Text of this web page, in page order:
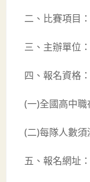
二、比賽項目
三、主辦單位
四、報名資格：
(一)全國高中
(二)每隊人數
五、報名網址